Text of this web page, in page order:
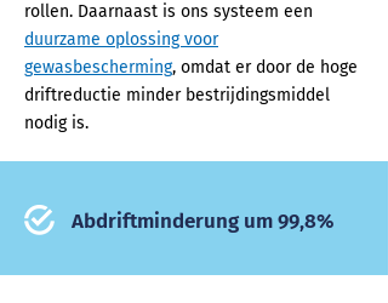
rollen. Daarnaast is ons systeem een
duurzame oplossing voor
gewasbescherming, omdat er door de hoge
driftreductie minder bestrijdingsmiddel
nodig is.
Abdriftminderung um 99,8%